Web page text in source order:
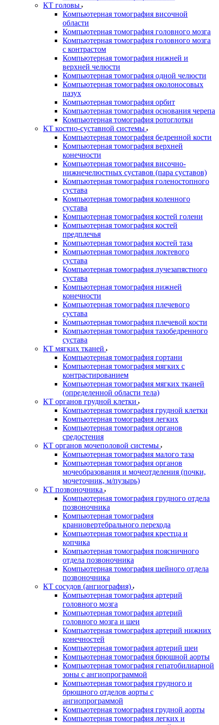
КТ головы
Компьютерная томография височной
области
Компьютерная томография головного мозга
Компьютерная томография головного мозга
с контрастом
Компьютерная томография нижней и
верхней челюсти
Компьютерная томография одной челюсти
Компьютерная томография околоносовых
пазух
Компьютерная томография орбит
Компьютерная томография основания черепа
Компьютерная томография ротоглотки
КТ костно-суставной системы
Компьютерная томография бедренной кости
Компьютерная томография верхней
конечности
Компьютерная томография височно-
нижнечелюстных суставов (пара суставов)
Компьютерная томография голеностопного
сустава
Компьютерная томография коленного
сустава
Компьютерная томография костей голени
Компьютерная томография костей
предплечья
Компьютерная томография костей таза
Компьютерная томография локтевого
сустава
Компьютерная томография лучезапястного
сустава
Компьютерная томография нижней
конечности
Компьютерная томография плечевого
сустава
Компьютерная томография плечевой кости
Компьютерная томография тазобедренного
сустава
КТ мягких тканей
Компьютерная томография гортани
Компьютерная томография мягких с
контрастированием
Компьютерная томография мягких тканей
(определенной области тела)
КТ органов грудной клетки
Компьютерная томография грудной клетки
Компьютерная томография легких
Компьютерная томография органов
средостения
КТ органов мочеполовой системы
Компьютерная томография малого таза
Компьютерная томография органов
мочеобразования и мочеотделения (почки,
мочеточник, м/пузырь)
КТ позвоночника
Компьютерная томография грудного отдела
позвоночника
Компьютерная томография
краниовертебрального перехода
Компьютерная томография крестца и
копчика
Компьютерная томография поясничного
отдела позвоночника
Компьютерная томография шейного отдела
позвоночника
КТ сосудов (ангиография)
Компьютерная томография артерий
головного мозга
Компьютерная томография артерий
головного мозга и шеи
Компьютерная томография артерий нижних
конечностей
Компьютерная томография артерий шеи
Компьютерная томография брюшной аорты
Компьютерная томография гепатобилиарной
зоны с ангиопрограммой
Компьютерная томография грудного и
брюшного отделов аорты с
ангиопрограммой
Компьютерная томография грудной аорты
Компьютерная томография легких и